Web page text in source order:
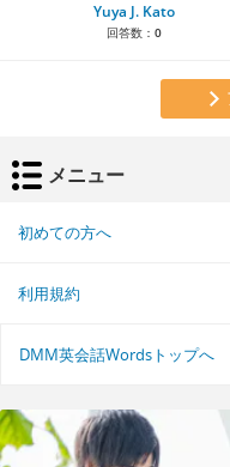
Yuya J. Kato
回答数： 0
メニュー
初めての方へ
利用規約
DMM英会話Wordsトップへ